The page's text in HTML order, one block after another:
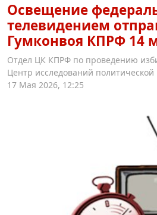
Освещение
телевидением
Гумконвоя КПРФ 14
Отдел ЦК КПРФ по проведению
Центр исследований политической
17 Мая 2026, 12:25